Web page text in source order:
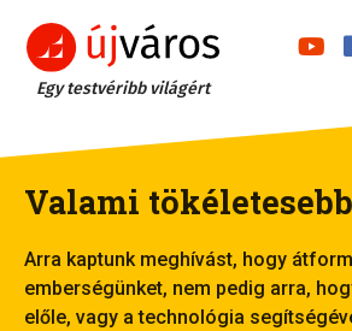
Egy testvéribb világért
Valami tökéletesebb
Arra kaptunk meghívást, hogy
emberségünket, nem pedig arra,
előle, vagy a technológia